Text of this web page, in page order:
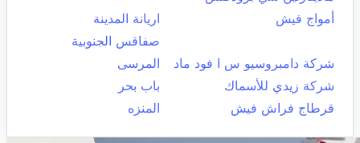
أمواج فيش
اريانة المدينة
صفاقس الجنوبية
شركة دامبروسيو س ا فود ماد
المرسى
شركة زيدي للأسماك
باب بحر
قرطاج فراش فيش
المنزه